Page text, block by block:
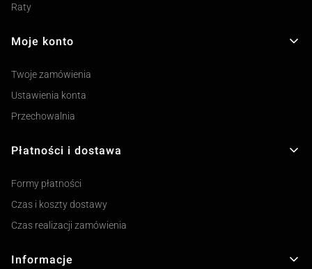
Raty
Moje konto
Twoje zamówienia
Ustawienia konta
Przechowalnia
Płatności i dostawa
Formy płatności
Czas i koszty dostawy
Czas realizacji zamówienia
Informacje